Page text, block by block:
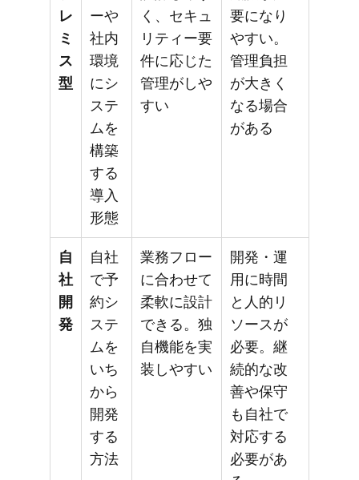
レ
ミ
ス
型
ーや
社内
環境
にシ
ステ
ムを
構築
する
導入
形態
く、セキュ
リティー要
件に応じた
管理がしや
すい
要になり
やすい。
管理負担
が大きく
なる場合
がある
自
社
開
発
自社
で予
約シ
ステ
ムを
いち
から
開発
する
方法
業務フロー
に合わせて
柔軟に設計
できる。独
自機能を実
装しやすい
開発・運
用に時間
と人的リ
ソースが
必要。継
続的な改
善や保守
も自社で
対応する
必要があ